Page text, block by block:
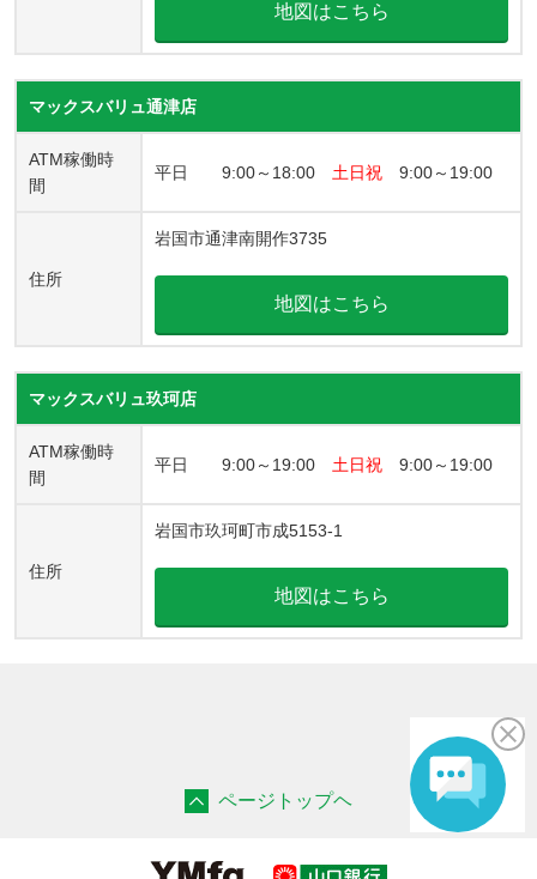
地図はこちら
マックスバリュ通津店
ATM稼働時
間
平日 9:00～18:00 土日祝 9:00～19:00
住所
岩国市通津南開作3735
地図はこちら
マックスバリュ玖珂店
ATM稼働時
間
平日 9:00～19:00 土日祝 9:00～19:00
住所
岩国市玖珂町市成5153-1
地図はこちら
ページトップヘ